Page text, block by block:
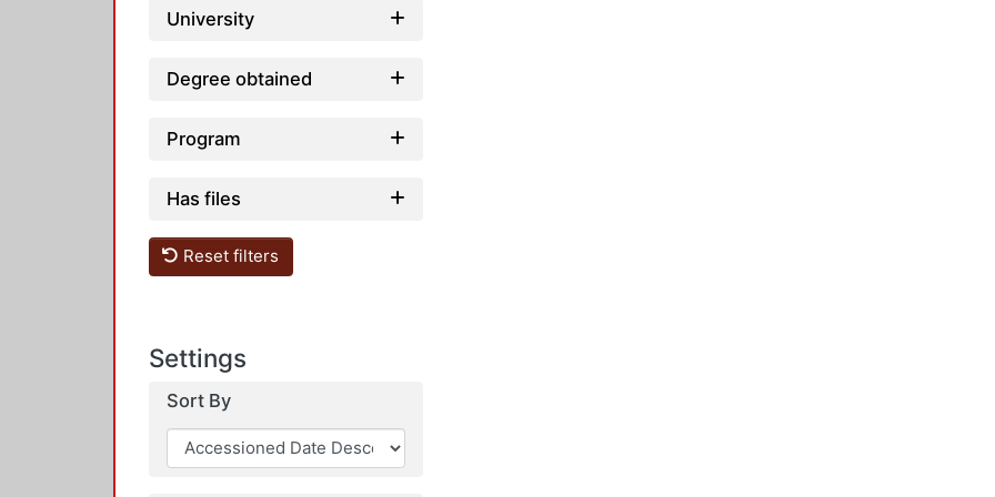
University
Degree obtained
Program
Has files
Reset filters
Settings
Sort By